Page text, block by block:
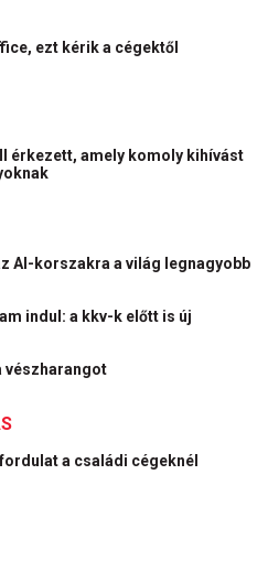
ezt kérik a cégektől
érkezett, amely komoly kihívást
AI-korszakra a világ legnagyobb
indul: a kkv-k előtt is új
vészharangot
a családi cégeknél